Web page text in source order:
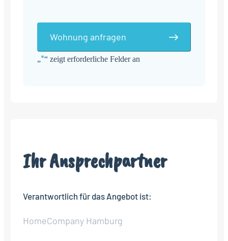
„*“ zeigt erforderliche Felder an
Wohnung anfragen
Ihr Ansprechpartner
Verantwortlich für das Angebot ist:
HomeCompany Hamburg